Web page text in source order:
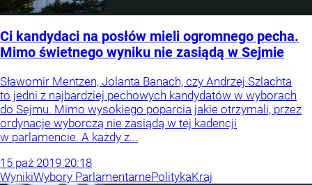
Ci kandydaci na posłów mieli ogromnego pecha.
Mimo świetnego wyniku nie zasiądą w Sejmie
Sławomir Mentzen, Jolanta Banach, czy Andrzej Szlachta
to jedni z najbardziej pechowych kandydatów w wyborach
do Sejmu. Mimo wysokiego poparcia jakie otrzymali, przez
ordynacje wyborczą nie zasiądą w tej kadencji
w parlamencie. A każdy z...
15 paź 2019 20:18
WynikiWybory ParlamentarnePolitykaKraj